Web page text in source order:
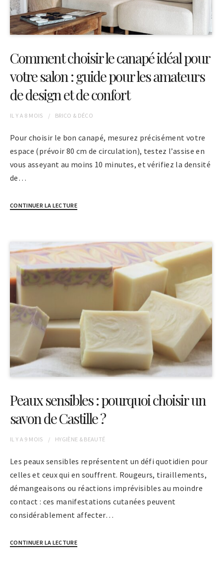
Comment choisir le canapé idéal pour
votre salon : guide pour les amateurs
de design et de confort
IL Y A 8 MOIS BRICO & DÉCO
Pour choisir le bon canapé, mesurez précisément votre
espace (prévoir 80 cm de circulation), testez l’assise en
vous asseyant au moins 10 minutes, et vérifiez la densité
de…
CONTINUER LA LECTURE
Peaux sensibles : pourquoi choisir un
savon de Castille ?
IL Y A 9 MOIS HYGIÈNE & BEAUTÉ
Les peaux sensibles représentent un défi quotidien pour
celles et ceux qui en souffrent. Rougeurs, tiraillements,
démangeaisons ou réactions imprévisibles au moindre
contact : ces manifestations cutanées peuvent
considérablement affecter…
CONTINUER LA LECTURE